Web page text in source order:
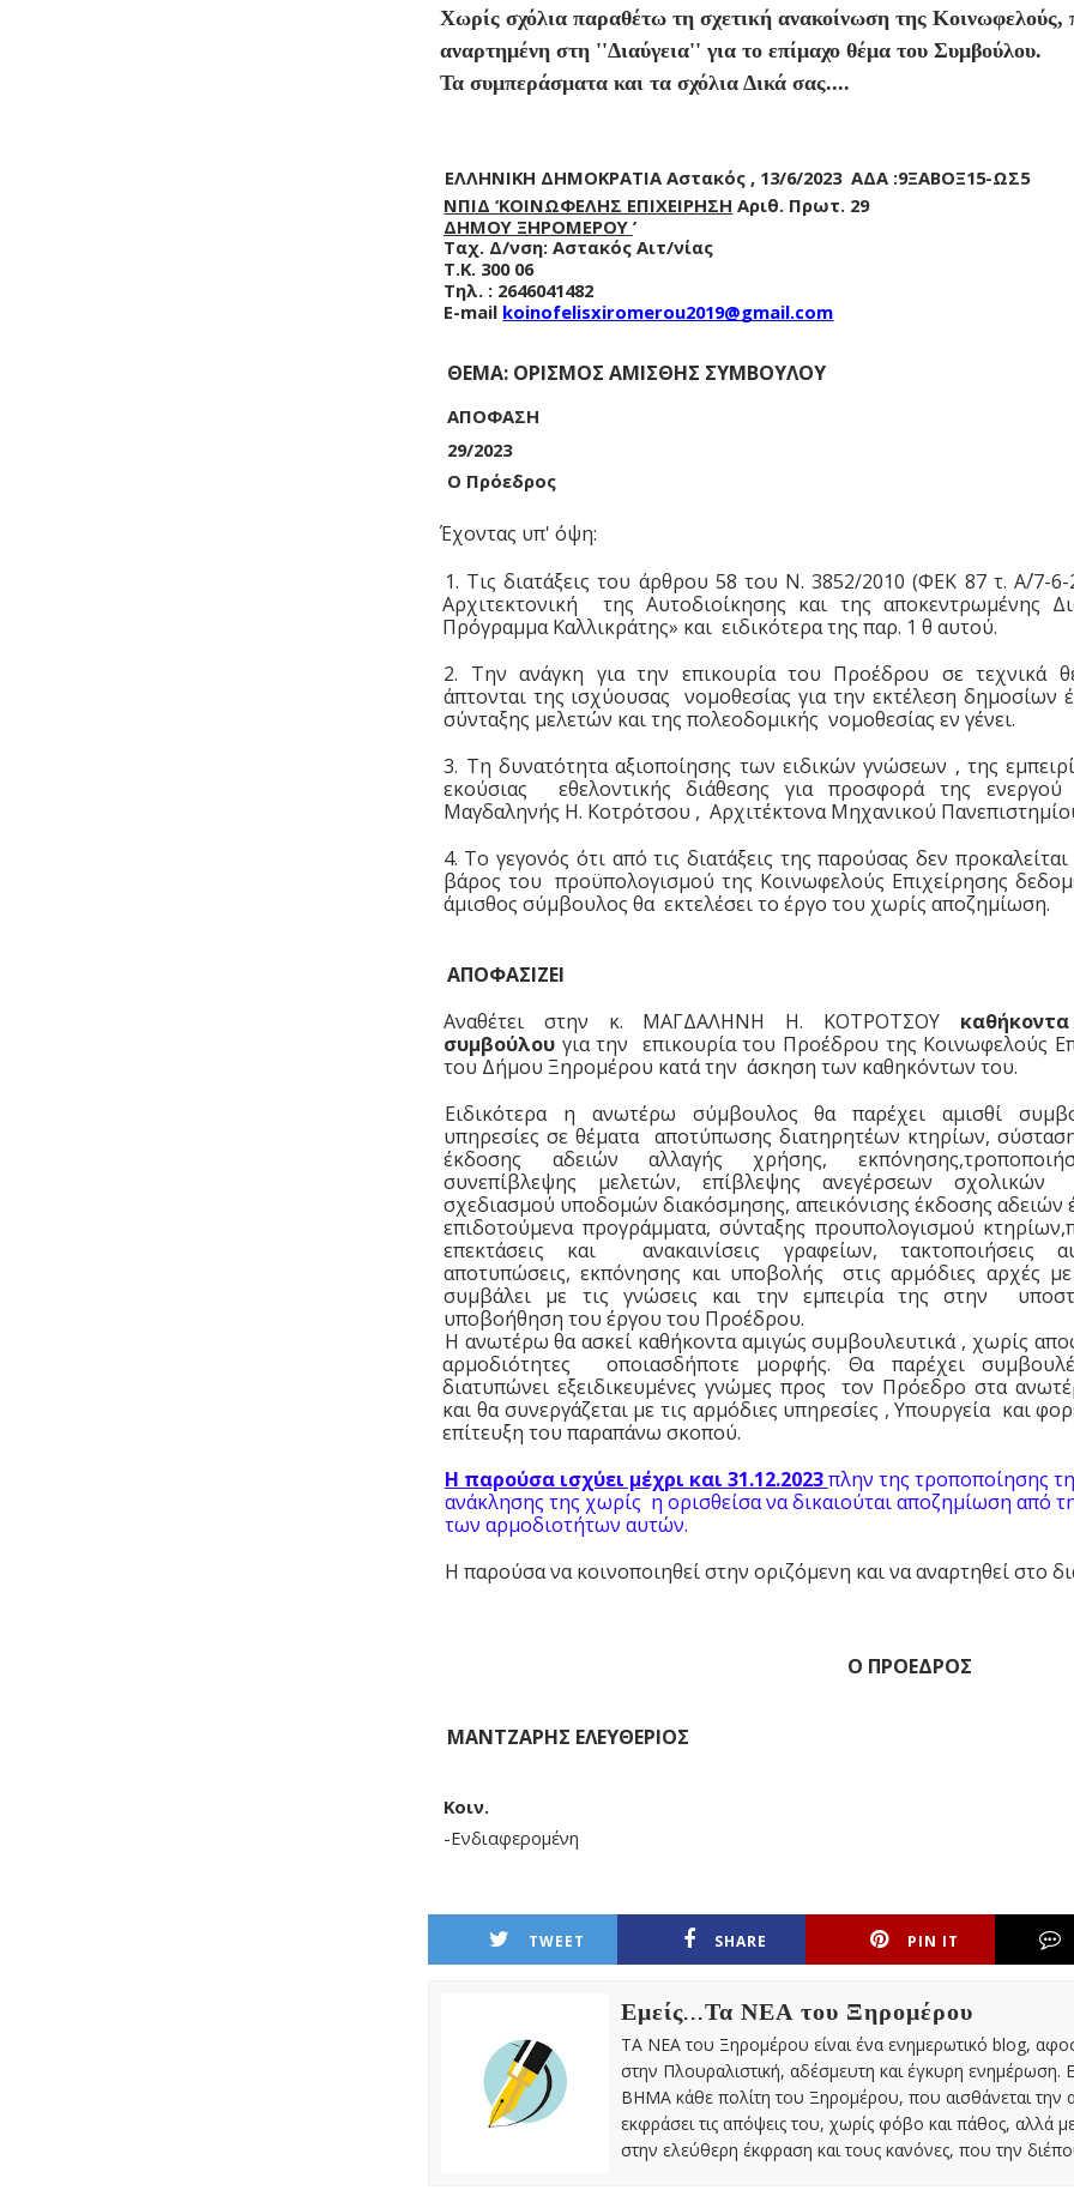
Χωρίς σχόλια παραθέτω τη σχετική ανακοίνωση της Κοινωφελούς,
αναρτημένη στη ''Διαύγεια'' για το επίμαχο θέμα του Συμβούλου.
Τα συμπεράσματα και τα σχόλια Δικά σας....
ΕΛΛΗΝΙΚΗ ΔΗΜΟΚΡΑΤΙΑ Αστακός , 13/6/2023 ΑΔΑ :9ΞΑΒΟΞ15-ΩΣ5
ΝΠΙΔ ‘ΚΟΙΝΩΦΕΛΗΣ ΕΠΙΧΕΙΡΗΣΗ Αριθ. Πρωτ. 29
ΔΗΜΟΥ ΞΗΡΟΜΕΡΟΥ ’
Ταχ. Δ/νση: Αστακός Αιτ/νίας
T.K. 300 06
Τηλ. : 2646041482
Ε-mail koinofelisxiromerou2019@gmail.com
ΘΕΜΑ: ΟΡΙΣΜΟΣ ΑΜΙΣΘΗΣ ΣΥΜΒΟΥΛΟΥ
ΑΠΟΦΑΣΗ
29/2023
Ο Πρόεδρος
Έχοντας υπ' όψη:
1. Τις διατάξεις του άρθρου 58 του Ν. 3852/2010 (ΦΕΚ 87 τ. Α΄/7-
Αρχιτεκτονική της Αυτοδιοίκησης και της αποκεντρωμένης
Πρόγραμμα Καλλικράτης» και ειδικότερα της παρ. 1 θ αυτού.
2. Την ανάγκη για την επικουρία του Προέδρου σε τεχνικά
άπτονται της ισχύουσας νομοθεσίας για την εκτέλεση δημοσίων
σύνταξης μελετών και της πολεοδομικής νομοθεσίας εν γένει.
3. Τη δυνατότητα αξιοποίησης των ειδικών γνώσεων , της
εκούσιας εθελοντικής διάθεσης για προσφορά της ενεργού
Μαγδαληνής Η. Κοτρότσου , Αρχιτέκτονα Μηχανικού
4. Το γεγονός ότι από τις διατάξεις της παρούσας δεν
βάρος του προϋπολογισμού της Κοινωφελούς Επιχείρησης
άμισθος σύμβουλος θα εκτελέσει το έργο του χωρίς αποζημίωση.
ΑΠΟΦΑΣΙΖΕΙ
Αναθέτει στην κ. ΜΑΓΔΑΛΗΝΗ Η. ΚΟΤΡΟΤΣΟΥ
συμβούλου για την επικουρία του Προέδρου της Κοινωφελούς
του Δήμου Ξηρομέρου κατά την άσκηση των καθηκόντων του.
Ειδικότερα η ανωτέρω σύμβουλος θα παρέχει αμισθί
υπηρεσίες σε θέματα αποτύπωσης διατηρητέων κτηρίων,
έκδοσης αδειών αλλαγής χρήσης,
συνεπίβλεψης μελετών, επίβλεψης ανεγέρσεων σχολικών
σχεδιασμού υποδομών διακόσμησης, απεικόνισης έκδοσης αδειών
επιδοτούμενα προγράμματα, σύνταξης προυπολογισμού
επεκτάσεις και ανακαινίσεις γραφείων, τακτοποιήσεις
αποτυπώσεις, εκπόνησης και υποβολής στις αρμόδιες αρχές
συμβάλει με τις γνώσεις και την εμπειρία της στην
υποβοήθηση του έργου του Προέδρου.
Η ανωτέρω θα ασκεί καθήκοντα αμιγώς συμβουλευτικά , χωρίς
αρμοδιότητες οποιασδήποτε μορφής. Θα παρέχει
διατυπώνει εξειδικευμένες γνώμες προς τον Πρόεδρο στα
και θα συνεργάζεται με τις αρμόδιες υπηρεσίες , Υπουργεία και
επίτευξη του παραπάνω σκοπού.
Η παρούσα ισχύει μέχρι και 31.12.2023πλην της τροποποίησης
ανάκλησης της χωρίς η ορισθείσα να δικαιούται αποζημίωση από
των αρμοδιοτήτων αυτών.
Η παρούσα να κοινοποιηθεί στην οριζόμενη και να αναρτηθεί στο
Ο ΠΡΟΕΔΡΟΣ
ΜΑΝΤΖΑΡΗΣ ΕΛΕΥΘΕΡΙΟΣ
Κοιν.
-Ενδιαφερομένη
TWEET SHARE PIN IT
Εμείς...Τα ΝΕΑ του Ξηρομέρου
ΤΑ ΝΕΑ του Ξηρομέρου είναι ένα ενημερωτικό blog,
στην Πλουραλιστική, αδέσμευτη και έγκυρη ενημέρωση.
ΒΗΜΑ κάθε πολίτη του Ξηρομέρου, που αισθάνεται την
εκφράσει τις απόψεις του, χωρίς φόβο και πάθος, αλλά
στην ελεύθερη έκφραση και τους κανόνες, που την